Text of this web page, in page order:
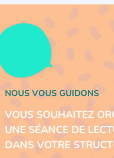
NOUS VOUS GUIDONS
VOUS SOUHAITEZ
UNE SÉANCE DE
DANS VOTRE